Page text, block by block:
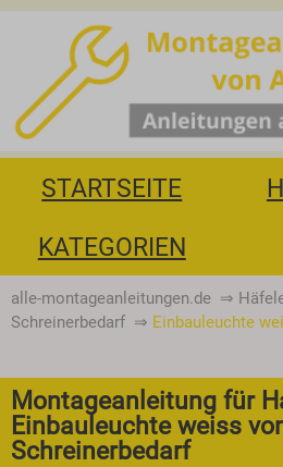
STARTSEITE
KATEGORIEN
alle-montageanleitungen.de ⇒
Schreinerbedarf ⇒ Einbauleuchte
Montageanleitung für
Einbauleuchte weiss
Schreinerbedarf